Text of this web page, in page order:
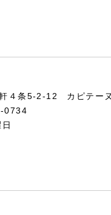
４条5-2-12 カピテー
0734